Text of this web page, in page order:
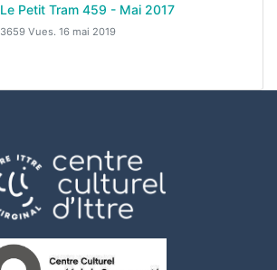
Le Petit Tram 459 - Mai 2017
3659 Vues. 16 mai 2019